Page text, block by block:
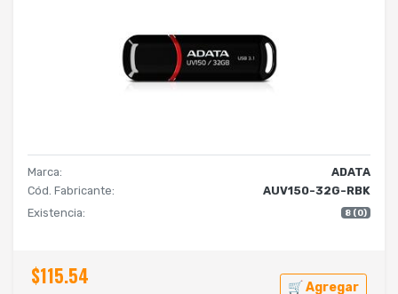
Marca:
ADATA
Cód. Fabricante:
AUV150-32G-RBK
Existencia:
8 (0)
$115.54 🛒 Agregar